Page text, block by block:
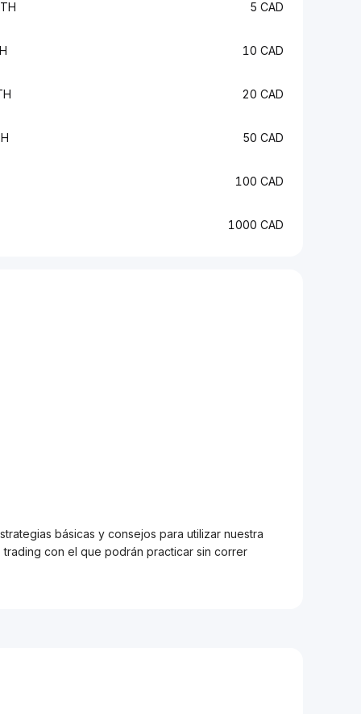
5 CAD
10 CAD
20 CAD
50 CAD
100 CAD
1000 CAD
básicas y consejos para utilizar nuestra
con el que podrán practicar sin correr